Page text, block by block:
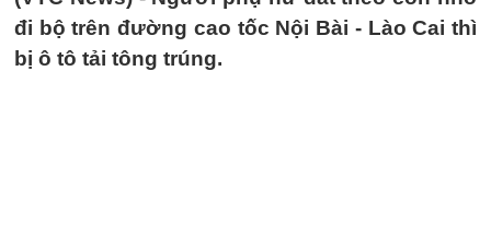
đi bộ trên đường cao tốc Nội Bài - Lào Cai thì
bị ô tô tải tông trúng.